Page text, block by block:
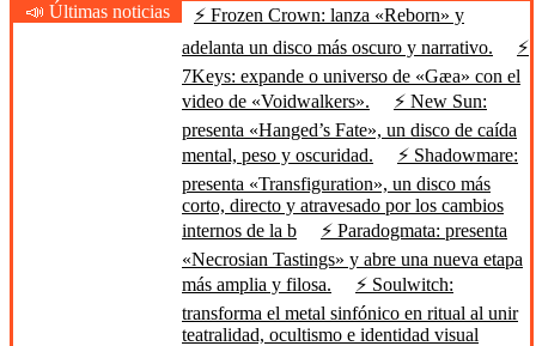
Plugmetal Magazine
Heavy Metal is Life
📣 Últimas noticias
⚡ Frozen Crown: lanza «Reborn» y
adelanta un disco más oscuro y narrativo.
⚡
7Keys: expande o universo de «Gæa» con el
video de «Voidwalkers».
⚡ New Sun:
presenta «Hanged’s Fate», un disco de caída
mental, peso y oscuridad.
⚡ Shadowmare:
presenta «Transfiguration», un disco más
corto, directo y atravesado por los cambios
internos de la b
⚡ Paradogmata: presenta
«Necrosian Tastings» y abre una nueva etapa
más amplia y filosa.
⚡ Soulwitch:
transforma el metal sinfónico en ritual al unir
teatralidad, ocultismo e identidad visual